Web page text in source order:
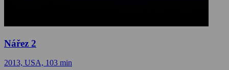
Nářez 2
2013, USA, 103 min